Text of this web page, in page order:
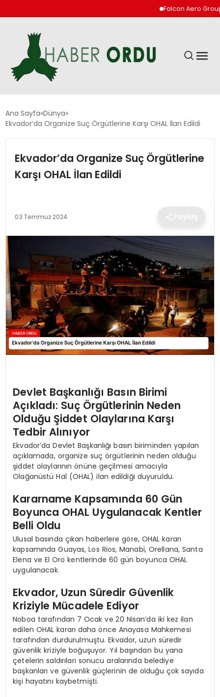
Falcon Aero Group,
GÜNDEM
DÜNYA
EĞITIM
MAGAZIN
SPOR
YAŞAM
Ana Sayfa Dünya
Ekvador’da Organize Suç Örgütlerine Karşı OHAL İlan Edildi
Ekvador’da Organize Suç Örgütlerine
Karşı OHAL İlan Edildi
03 Temmuz 2024
Devlet Başkanlığı Basın Birimi
Açıkladı: Suç Örgütlerinin Neden
Olduğu Şiddet Olaylarına Karşı
Tedbir Alınıyor
Ekvador’da Devlet Başkanlığı basın biriminden yapılan
açıklamada, organize suç örgütlerinin neden olduğu
şiddet olaylarının önüne geçilmesi amacıyla
Olağanüstü Hal (OHAL) ilan edildiği duyuruldu.
Kararname Kapsamında 60 Gün
Boyunca OHAL Uygulanacak Kentler
Belli Oldu
Ulusal basında çıkan haberlere göre, OHAL kararı
kapsamında Guayas, Los Rios, Manabi, Orellana, Santa
Elena ve El Oro kentlerinde 60 gün boyunca OHAL
uygulanacak.
Ekvador, Uzun Süredir Güvenlik
Kriziyle Mücadele Ediyor
Noboa tarafından 7 Ocak ve 20 Nisan’da iki kez ilan
edilen OHAL kararı daha önce Anayasa Mahkemesi
tarafından durdurulmuştu. Ekvador, uzun süredir
güvenlik kriziyle boğuşuyor. Yıl başından bu yana
çetelerin saldırıları sonucu aralarında belediye
başkanları ve güvenlik güçlerinin de olduğu çok sayıda
kişi hayatını kaybetmişti.